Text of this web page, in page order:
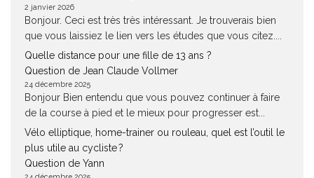
2 janvier 2026
Bonjour. Ceci est très très intéressant. Je trouverais bien
que vous laissiez le lien vers les études que vous citez....
Quelle distance pour une fille de 13 ans ?
Question de Jean Claude Vollmer
24 décembre 2025
Bonjour Bien entendu que vous pouvez continuer à faire
de la course à pied et le mieux pour progresser est...
Vélo elliptique, home-trainer ou rouleau, quel est l’outil le
plus utile au cycliste ?
Question de Yann